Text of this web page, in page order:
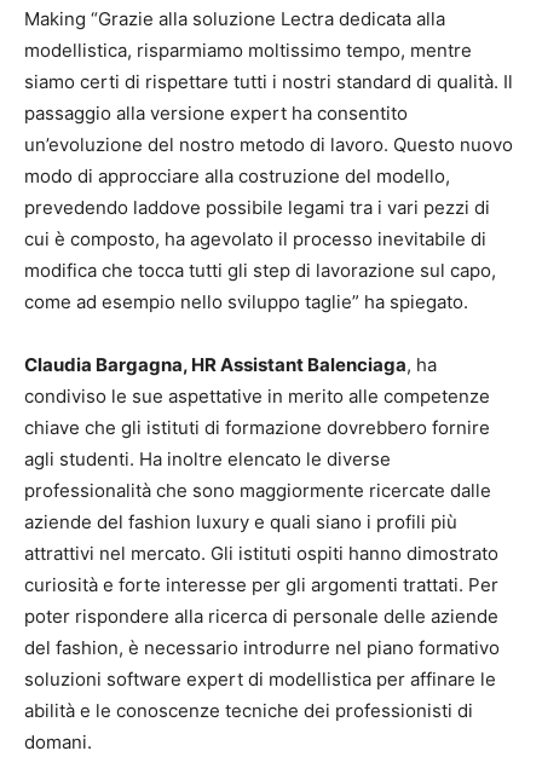
Making “Grazie alla soluzione Lectra dedicata alla
modellistica, risparmiamo moltissimo tempo, mentre
siamo certi di rispettare tutti i nostri standard di qualità. Il
passaggio alla versione expert ha consentito
un’evoluzione del nostro metodo di lavoro. Questo nuovo
modo di approcciare alla costruzione del modello,
prevedendo laddove possibile legami tra i vari pezzi di
cui è composto, ha agevolato il processo inevitabile di
modifica che tocca tutti gli step di lavorazione sul capo,
come ad esempio nello sviluppo taglie” ha spiegato.
Claudia Bargagna, HR Assistant Balenciaga, ha
condiviso le sue aspettative in merito alle competenze
chiave che gli istituti di formazione dovrebbero fornire
agli studenti. Ha inoltre elencato le diverse
professionalità che sono maggiormente ricercate dalle
aziende del fashion luxury e quali siano i profili più
attrattivi nel mercato. Gli istituti ospiti hanno dimostrato
curiosità e forte interesse per gli argomenti trattati. Per
poter rispondere alla ricerca di personale delle aziende
del fashion, è necessario introdurre nel piano formativo
soluzioni software expert di modellistica per affinare le
abilità e le conoscenze tecniche dei professionisti di
domani.